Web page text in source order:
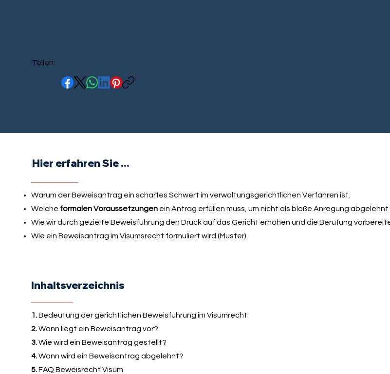
Teilen:
Hier erfahren Sie ...
Warum der Beweisantrag ein scharfes Schwert im verwaltungsgerichtlichen Verfahren ist.
Welche formalen Voraussetzungen ein Antrag erfüllen muss, um nicht als bloße Anregung abgelehnt
Wie wir durch gezielte Beweisführung den Druck auf das Gericht erhöhen und die Berufung
Wie ein Beweisantrag im Visumsrecht formuliert wird (Muster).
Inhaltsverzeichnis
1.Bedeutung der gerichtlichen Beweisführung im Visumrecht
2.Wann liegt ein Beweisantrag vor?
3.Wie wird ein Beweisantrag gestellt?
4.Wann wird ein Beweisantrag abgelehnt?
5.FAQ Beweisrecht Visum